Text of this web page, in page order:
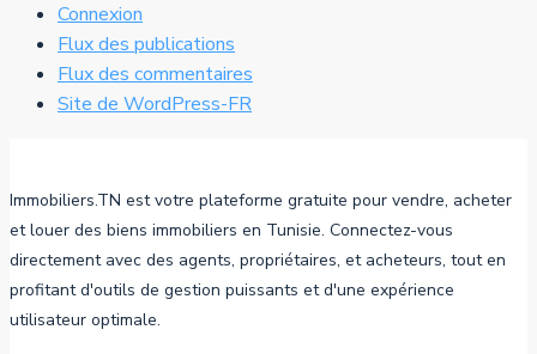
Connexion
Flux des publications
Flux des commentaires
Site de WordPress-FR
Immobiliers.TN est votre plateforme gratuite pour vendre, acheter
et louer des biens immobiliers en Tunisie. Connectez-vous
directement avec des agents, propriétaires, et acheteurs, tout en
profitant d'outils de gestion puissants et d'une expérience
utilisateur optimale.